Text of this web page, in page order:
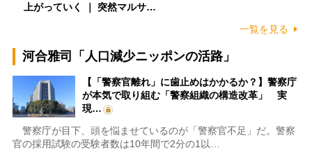
上がっていく ｜ 突然マルサ…
一覧を見る
河合雅司「人口減少ニッポンの活路」
【「警察官離れ」に歯止めはかかるか？】警察庁
が本気で取り組む「警察組織の構造改革」 実
現…
警察庁が目下、頭を悩ませているのが「警察官不足」だ。警察
官の採用試験の受験者数は10年間で2分の1以…